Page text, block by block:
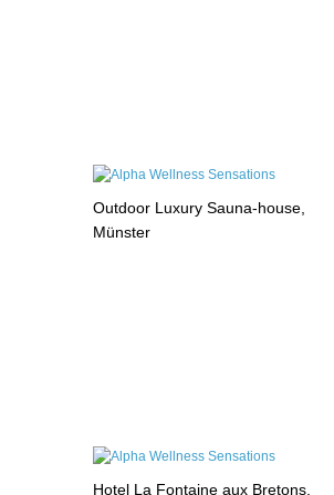
Outdoor Luxury Sauna-house,
Münster
Hotel La Fontaine aux Bretons,